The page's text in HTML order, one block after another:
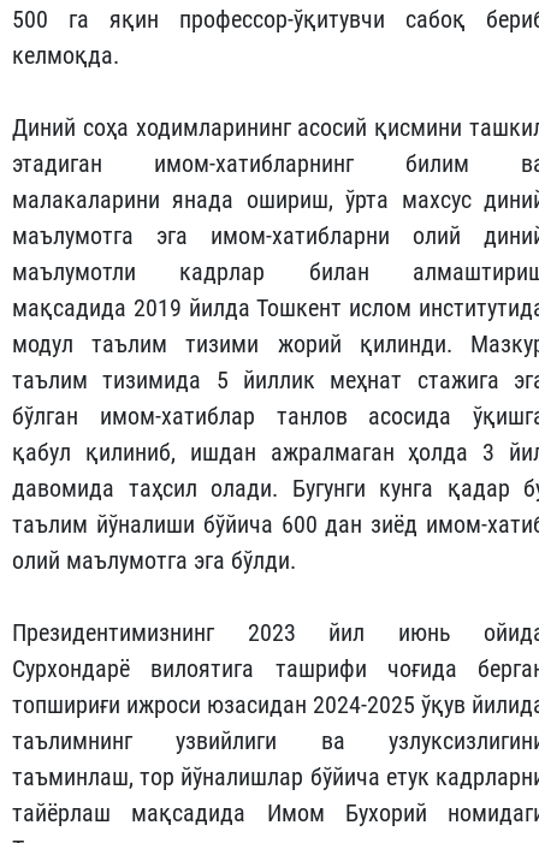
500 га яқин профессор-ўқитувчи сабоқ
келмоқда.
Диний соҳа ходимларининг асосий қисмини
этадиган имом-хатибларнинг билим
малакаларини янада ошириш, ўрта махсус
маълумотга эга имом-хатибларни олий
маълумотли кадрлар билан
мақсадида 2019 йилда Тошкент ислом
модул таълим тизими жорий қилинди.
таълим тизимида 5 йиллик меҳнат стажига
бўлган имом-хатиблар танлов асосида
қабул қилиниб, ишдан ажралмаган ҳолда 3
давомида таҳсил олади. Бугунги кунга қадар
таълим йўналиши бўйича 600 дан зиёд имом-
олий маълумотга эга бўлди.
Президентимизнинг 2023 йил июнь
Сурхондарё вилоятига ташрифи чоғида
топшириғи ижроси юзасидан 2024-2025 ўқув
таълимнинг узвийлиги ва
таъминлаш, тор йўналишлар бўйича етук
тайёрлаш мақсадида Имом Бухорий